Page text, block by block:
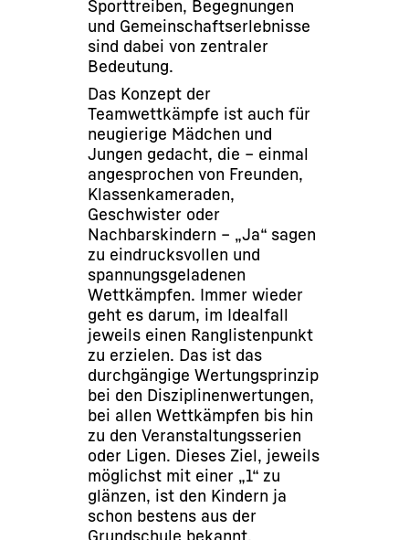
Sporttreiben, Begegnungen
und Gemeinschaftserlebnisse
sind dabei von zentraler
Bedeutung.
Das Konzept der
Teamwettkämpfe ist auch für
neugierige Mädchen und
Jungen gedacht, die – einmal
angesprochen von Freunden,
Klassenkameraden,
Geschwister oder
Nachbarskindern – „Ja“ sagen
zu eindrucksvollen und
spannungsgeladenen
Wettkämpfen. Immer wieder
geht es darum, im Idealfall
jeweils einen Ranglistenpunkt
zu erzielen. Das ist das
durchgängige Wertungsprinzip
bei den Disziplinenwertungen,
bei allen Wettkämpfen bis hin
zu den Veranstaltungsserien
oder Ligen. Dieses Ziel, jeweils
möglichst mit einer „1“ zu
glänzen, ist den Kindern ja
schon bestens aus der
Grundschule bekannt.